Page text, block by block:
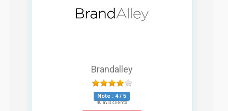
Brandalley
Note : 4/ 5
40 avis clients